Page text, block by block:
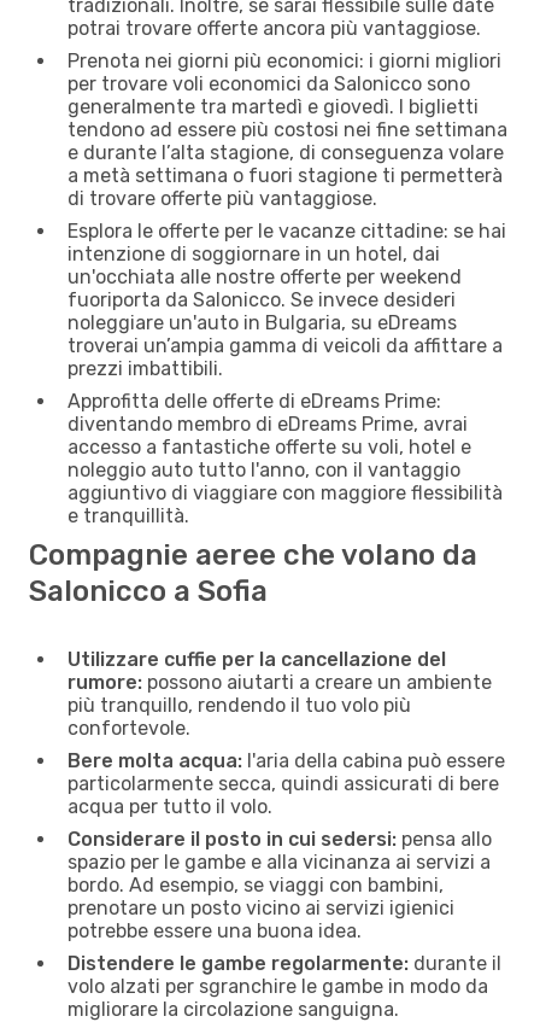
tradizionali. Inoltre, se sarai flessibile sulle date
potrai trovare offerte ancora più vantaggiose.
Prenota nei giorni più economici: i giorni migliori
per trovare voli economici da Salonicco sono
generalmente tra martedì e giovedì. I biglietti
tendono ad essere più costosi nei fine settimana
e durante l’alta stagione, di conseguenza volare
a metà settimana o fuori stagione ti permetterà
di trovare offerte più vantaggiose.
Esplora le offerte per le vacanze cittadine: se hai
intenzione di soggiornare in un hotel, dai
un'occhiata alle nostre offerte per weekend
fuoriporta da Salonicco. Se invece desideri
noleggiare un'auto in Bulgaria, su eDreams
troverai un’ampia gamma di veicoli da affittare a
prezzi imbattibili.
Approfitta delle offerte di eDreams Prime:
diventando membro di eDreams Prime, avrai
accesso a fantastiche offerte su voli, hotel e
noleggio auto tutto l'anno, con il vantaggio
aggiuntivo di viaggiare con maggiore flessibilità
e tranquillità.
Compagnie aeree che volano da
Salonicco a Sofia
Utilizzare cuffie per la cancellazione del
rumore: possono aiutarti a creare un ambiente
più tranquillo, rendendo il tuo volo più
confortevole.
Bere molta acqua: l'aria della cabina può essere
particolarmente secca, quindi assicurati di bere
acqua per tutto il volo.
Considerare il posto in cui sedersi: pensa allo
spazio per le gambe e alla vicinanza ai servizi a
bordo. Ad esempio, se viaggi con bambini,
prenotare un posto vicino ai servizi igienici
potrebbe essere una buona idea.
Distendere le gambe regolarmente: durante il
volo alzati per sgranchire le gambe in modo da
migliorare la circolazione sanguigna.